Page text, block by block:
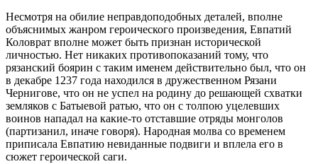
Несмотря на обилие неправдоподобных деталей, вполне
объяснимых жанром героического произведения, Евпатий
Коловрат вполне может быть признан исторической
личностью. Нет никаких противопоказаний тому, что
рязанский боярин с таким именем действительно был, что он
в декабре 1237 года находился в дружественном Рязани
Чернигове, что он не успел на родину до решающей схватки
земляков с Батыевой ратью, что он с толпою уцелевших
воинов нападал на какие-то отставшие отряды монголов
(партизанил, иначе говоря). Народная молва со временем
приписала Евпатию невиданные подвиги и вплела его в
сюжет героической саги.